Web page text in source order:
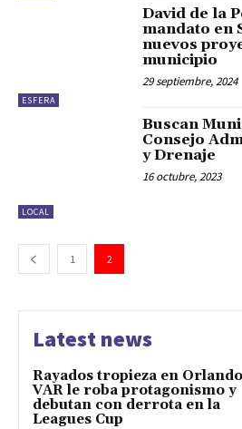
ESFERA
David de la
mandato en
nuevos
municipio
29 septiembre, 2024
LOCAL
Buscan
Consejo
y Drenaje
16 octubre, 2023
1 2
Latest news
Rayados tropieza en
VAR le roba protagonismo y
debutan con derrota en la
Leagues Cup